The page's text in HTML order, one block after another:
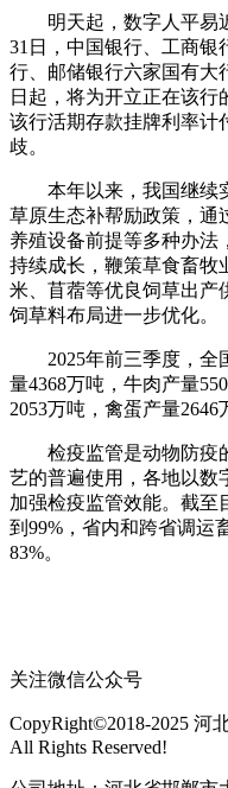
明天起，数字人平易近
31日，中国银行、工商银
行、邮储银行六家国有大
日起，将为开立正在该
该行活期存款挂牌利率计
歧。
本年以来，我国继续
草原生态补帮励政策，通
养殖设备前提等多种办法
持续成长，鞭策草食畜牧
米、苜蓿等优良饲草出产
饲草料布局进一步优化。
2025年前三季度，全
量4368万吨，牛肉产量
2053万吨，禽蛋产量2646
检疫监管是动物防疫
艺的普遍使用，各地以数
加强检疫监管效能。截至
到99%，省内和跨省调运
83%。
关注微信公众号
CopyRight©2018-2025 河
All Rights Reserved!